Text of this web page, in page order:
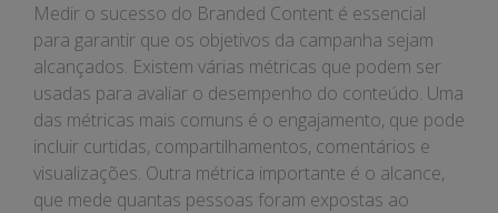
Medir o sucesso do Branded Content é essencial
para garantir que os objetivos da campanha sejam
alcançados. Existem várias métricas que podem ser
usadas para avaliar o desempenho do conteúdo. Uma
das métricas mais comuns é o engajamento, que pode
incluir curtidas, compartilhamentos, comentários e
visualizações. Outra métrica importante é o alcance,
que mede quantas pessoas foram expostas ao